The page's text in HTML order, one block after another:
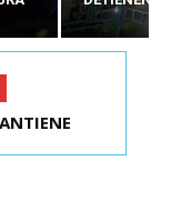
BERNARDO: